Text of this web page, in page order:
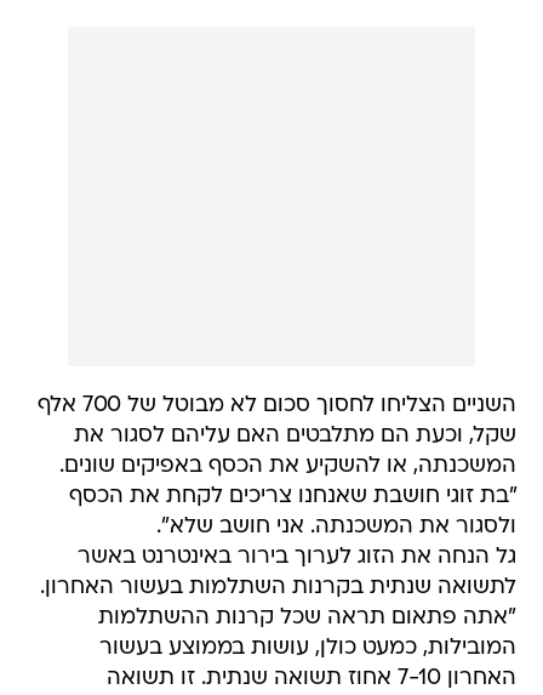
השניים הצליחו לחסוך סכום לא מבוטל של 700 אלף
שקל, וכעת הם מתלבטים האם עליהם לסגור את
המשכנתה, או להשקיע את הכסף באפיקים שונים.
"בת זוגי חושבת שאנחנו צריכים לקחת את הכסף
ולסגור את המשכנתה. אני חושב שלא".
גל הנחה את הזוג לערוך בירור באינטרנט באשר
לתשואה שנתית בקרנות השתלמות בעשור האחרון.
"אתה פתאום תראה שכל קרנות ההשתלמות
המובילות, כמעט כולן, עושות בממוצע בעשור
האחרון 7-10 אחוז תשואה שנתית. זו תשואה